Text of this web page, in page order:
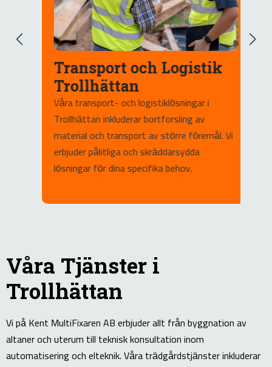
Transport och Logistik
Trollhättan
Våra transport- och logistiklösningar i
Trollhättan inkluderar bortforsling av
material och transport av större föremål. Vi
erbjuder pålitliga och skräddarsydda
lösningar för dina specifika behov.
Våra Tjänster i
Trollhättan
Vi på Kent MultiFixaren AB erbjuder allt från byggnation av
altaner och uterum till teknisk konsultation inom
automatisering och elteknik. Våra trädgårdstjänster inkluderar